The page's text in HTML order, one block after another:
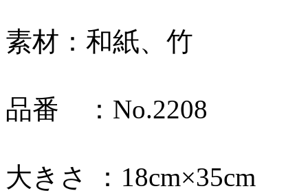
素材：和紙、竹
品番 ：No.2208
大きさ ：18cm×35cm